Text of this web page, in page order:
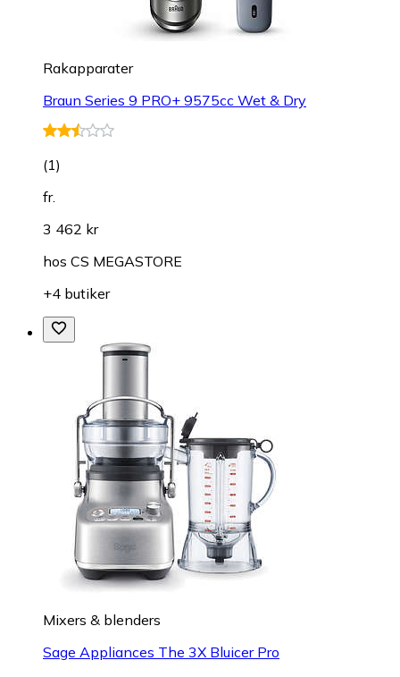
Rakapparater
Braun Series 9 PRO+ 9575cc Wet & Dry
(1)
fr.
3 462 kr
hos CS MEGASTORE
+4 butiker
Mixers & blenders
Sage Appliances The 3X Bluicer Pro